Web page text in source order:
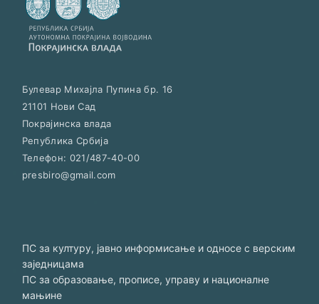
ПС за културу, јавно информисање и односе с верским
заједницама
ПС за образовање, прописе, управу и националне
мањине
Булевар Михајла Пупина бр. 16
21101 Нови Сад
Покрајинска влада
Република Србија
Телефон: 021/487-40-00
presbiro@gmail.com